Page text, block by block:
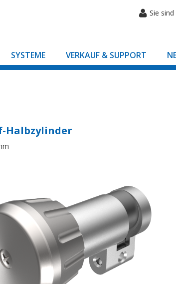
Sie
SYSTEME VERKAUF & SUPPORT
Halbzylinder